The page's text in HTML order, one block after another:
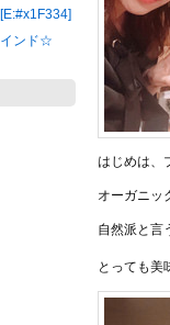
ンド☆
はじめは、
オーガニッ
自然派と言
とっても美